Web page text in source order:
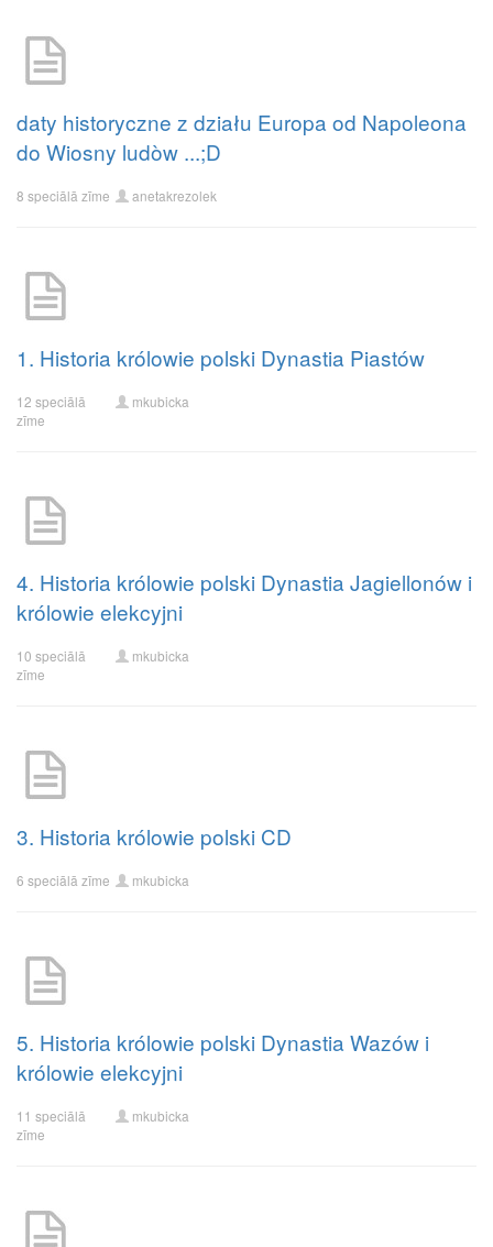
daty historyczne z działu Europa od Napoleona
do Wiosny ludòw ...;D
8 speciālā zīme anetakrezolek
1. Historia królowie polski Dynastia Piastów
12 speciālā
zīme
mkubicka
4. Historia królowie polski Dynastia Jagiellonów i
królowie elekcyjni
10 speciālā
zīme
mkubicka
3. Historia królowie polski CD
6 speciālā zīme mkubicka
5. Historia królowie polski Dynastia Wazów i
królowie elekcyjni
11 speciālā
zīme
mkubicka